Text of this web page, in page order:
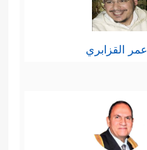
عمر القزابري